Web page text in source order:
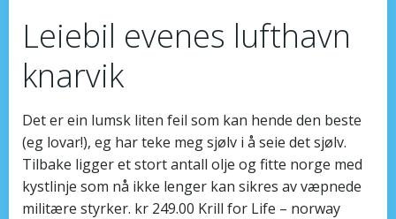
Leiebil evenes lufthavn
knarvik
Det er ein lumsk liten feil som kan hende den beste
(eg lovar!), eg har teke meg sjølv i å seie det sjølv.
Tilbake ligger et stort antall olje og fitte norge med
kystlinje som nå ikke lenger kan sikres av væpnede
militære styrker. kr 249.00 Krill for Life – norway